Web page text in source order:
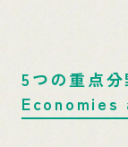
5つの重点
Economies